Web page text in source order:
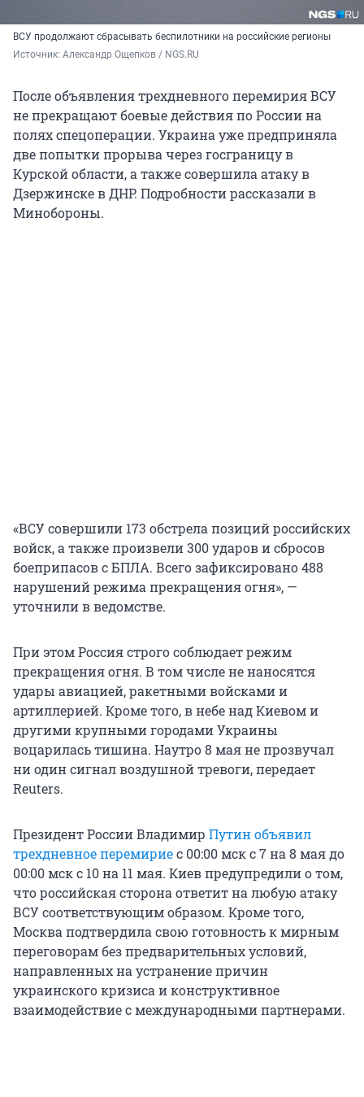
ВСУ продолжают сбрасывать беспилотники на российские регионы
Источник: Александр Ощепков / NGS.RU
После объявления трехдневного перемирия ВСУ
не прекращают боевые действия по России на
полях спецоперации. Украина уже предприняла
две попытки прорыва через госграницу в
Курской области, а также совершила атаку в
Дзержинске в ДНР. Подробности рассказали в
Минобороны.
«ВСУ совершили 173 обстрела позиций российских
войск, а также произвели 300 ударов и сбросов
боеприпасов с БПЛА. Всего зафиксировано 488
нарушений режима прекращения огня», —
уточнили в ведомстве.
При этом Россия строго соблюдает режим
прекращения огня. В том числе не наносятся
удары авиацией, ракетными войсками и
артиллерией. Кроме того, в небе над Киевом и
другими крупными городами Украины
воцарилась тишина. Наутро 8 мая не прозвучал
ни один сигнал воздушной тревоги, передает
Reuters.
Президент России Владимир Путин объявил
трехдневное перемириес 00:00 мскс 7 на 8 мая до
00:00 мскс 10 на 11 мая. Киев предупредили о том,
что российская сторона ответит на любую атаку
ВСУ соответствующим образом. Кроме того,
Москва подтвердила свою готовность к мирным
переговорам без предварительных условий,
направленных на устранение причин
украинского кризиса и конструктивное
взаимодействие с международными партнерами.